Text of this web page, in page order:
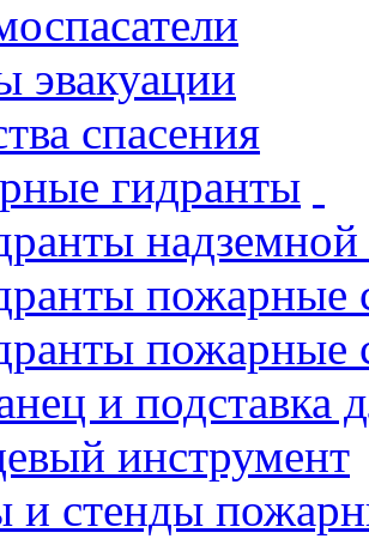
эвакуации
спасения
гидранты
пожарные
пожарные
и подставка
инструмент
стенды